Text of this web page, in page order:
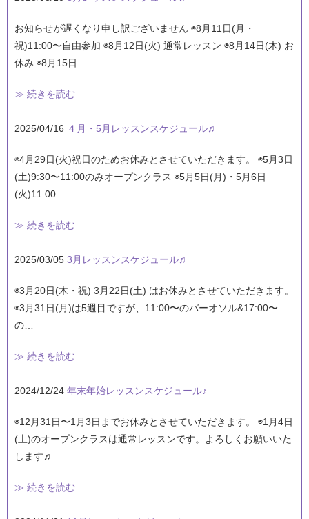
お知らせが遅くなり申し訳ございません ◉8月11日(月・
祝)11:00〜自由参加 ◉8月12日(火) 通常レッスン ◉8月14日(木) お
休み ◉8月15日…
≫ 続きを読む
2025/04/16 ４月・5月レッスンスケジュール♬
◉4月29日(火)祝日のためお休みとさせていただきます。 ◉5月3日
(土)9:30〜11:00のみオープンクラス ◉5月5日(月)・5月6日
(火)11:00…
≫ 続きを読む
2025/03/05 3月レッスンスケジュール♬
◉3月20日(木・祝) 3月22日(土) はお休みとさせていただきます。
◉3月31日(月)は5週目ですが、11:00〜のバーオソル&17:00〜
の…
≫ 続きを読む
2024/12/24 年末年始レッスンスケジュール♪
◉12月31日〜1月3日までお休みとさせていただきます。 ◉1月4日
(土)のオープンクラスは通常レッスンです。よろしくお願いいた
します♬
≫ 続きを読む